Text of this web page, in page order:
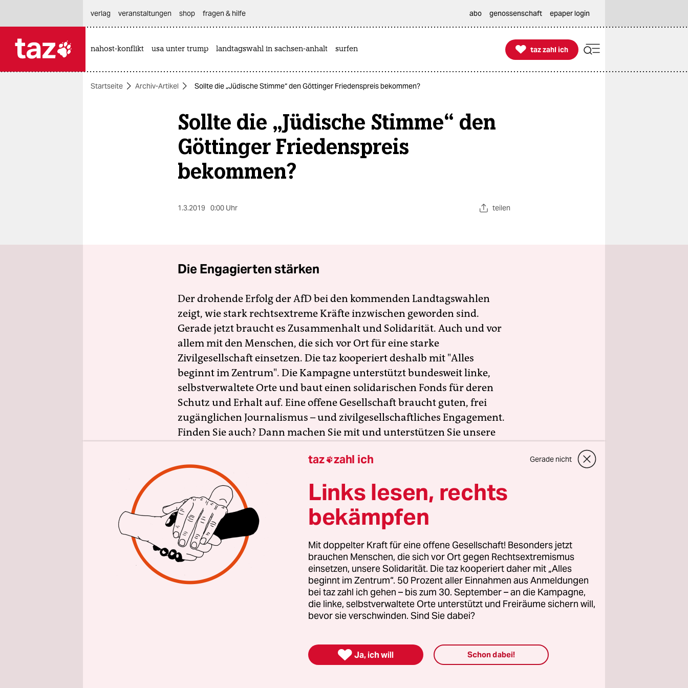
themen
genossenschaft
verlag
veranstaltungen shop fragen & hilfe abo genossenschaft epaper login
nahost-konflikt usa unter trump landtagswahl in sachsen-anhalt surfen 
taz zahl ich
taz zahl ich
Startseite Archiv-Artikel Sollte die „Jüdische Stimme“ den Göttin­ger Friedenspreis bekommen?
Sollte die „Jüdische Stimme“ den
Göttin­ger Friedenspreis
bekommen?
1.3.2019 0:00 Uhr teilen
Die Engagierten stärken
Der drohende Erfolg der AfD bei den kommenden Landtagswahlen
zeigt, wie stark rechtsextreme Kräfte inzwischen geworden sind.
Gerade jetzt braucht es Zusammenhalt und Solidarität. Auch und vor
allem mit den Menschen, die sich vor Ort für eine starke
Zivilgesellschaft einsetzen. Die taz kooperiert deshalb mit "Alles
beginnt im Zentrum". Die Kampagne unterstützt bundesweit linke,
selbstverwaltete Orte und baut einen solidarischen Fonds für deren
Schutz und Erhalt auf. Eine offene Gesellschaft braucht guten, frei
zugänglichen Journalismus – und zivilgesellschaftliches Engagement.
Finden Sie auch? Dann machen Sie mit und unterstützen Sie unsere
Jetzt unterstützen
taz. die tageszeitung
meinung + diskussion
12
Krieg / Frieden
KF +ZZH
Jüdische Religion / Judentum
RE02+DEU
taz zahl ich Gerade nicht
Links lesen, rechts
bekämpfen
Mit doppelter Kraft für eine offene Gesellschaft! Besonders jetzt
brauchen Menschen, die sich vor Ort gegen Rechtsextremismus
einsetzen, unsere Solidarität. Die taz kooperiert daher mit „Alles
beginnt im Zentrum“. 50 Prozent aller Einnahmen aus Anmeldungen
bei taz zahl ich gehen – bis zum 30. September – an die Kampagne,
die linke, selbstverwaltete Orte unterstützt und Freiräume sichern will,
bevor sie verschwinden. Sind Sie dabei?
 Ja, ich will Schon dabei!